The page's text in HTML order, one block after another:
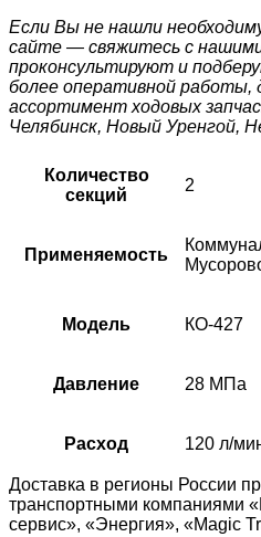
Если Вы не нашли
сайте — свяжитесь с
проконсультируют и
более оперативной работы,
ассортимент ходовых
Челябинск, Новый Уренгой,
Количество
секций
2
Применяемость
Модель КО-427
Давление 28 МПа
Расход 120 л/
Доставка в регионы России
транспортными компаниями
сервис», «Энергия», «Magic